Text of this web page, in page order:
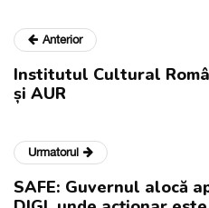
Anterior
Institutul Cultural
și AUR
Urmatorul
SAFE: Guvernul alocă